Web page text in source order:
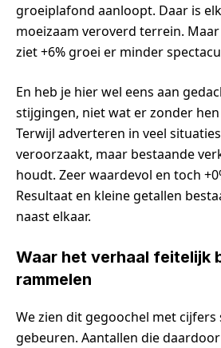
groeiplafond aanloopt. Daar is
moeizaam veroverd terrein.
ziet +6% groei er minder
En heb je hier wel eens aan
stijgingen, niet wat er zonder
Terwijl adverteren in veel
veroorzaakt, maar bestaande
houdt. Zeer waardevol en toch
Resultaat en kleine getallen
naast elkaar.
Waar het verhaal feitelijk
rammelen
We zien dit gegoochel met cijfers
gebeuren. Aantallen die